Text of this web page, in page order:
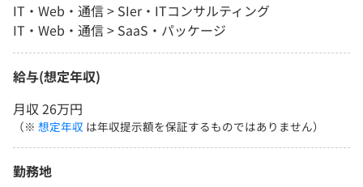
IT・Web・通信 > SIer・ITコンサルティング
IT・Web・通信 > SaaS・パッケージ
給与(想定年収)
月収 26万円
（※ 想定年収 は年収提示額を保証するものではありません）
勤務地